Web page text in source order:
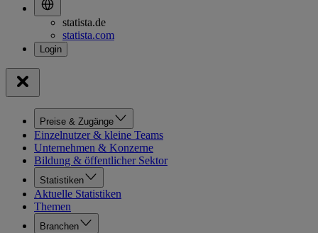
statista.de
statista.com
Preise & Zugänge
Einzelnutzer & kleine Teams
Unternehmen & Konzerne
Bildung & öffentlicher Sektor
Statistiken
Aktuelle Statistiken
Themen
Branchen